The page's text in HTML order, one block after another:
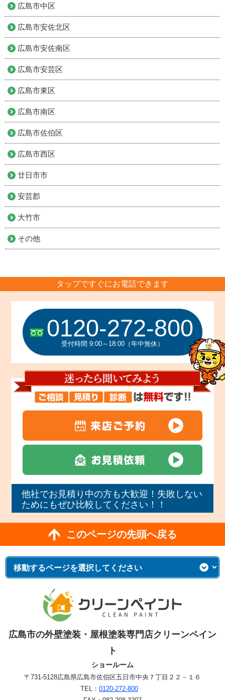
広島市中区
広島市安佐北区
広島市安佐南区
広島市安芸区
広島市東区
広島市南区
広島市佐伯区
広島市西区
廿日市市
安芸郡
大竹市
その他
タップですぐにお電話できます
0120-272-800
受付時間 9:00～18:00（年中無休）
他社でお見積り中の方も大歓迎！失敗しない
ためにもぜひ比較してください！！
このページの先頭へ戻る
広島市の外壁塗装・屋根塗装専門店クリーンペイン
ト
ショールーム
〒731-5128広島県広島市佐伯区五日市中央７丁目２２－１６
TEL： 0120-272-800